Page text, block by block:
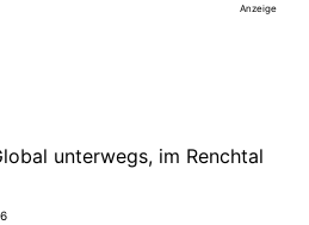
Anzeige
unterwegs, im Renchtal